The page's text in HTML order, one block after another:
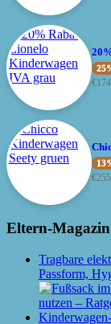
€
€
Eltern-Magazin
Tragbare
Passform,